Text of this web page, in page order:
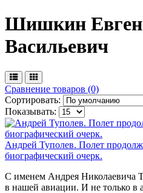
Шишкин
Васильевич
Сравнение товаров (0)
Сортировать:
Показывать:
Андрей Туполев. Полет
биографический очерк.
С именем Андрея Николаевича
в нашей авиации. И не только в